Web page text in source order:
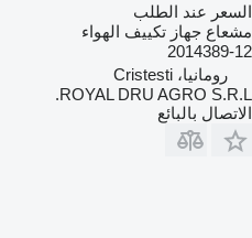
السعر عند الطلب
مشعاع جهاز تكييف الهواء
2014389-12
رومانيا، Cristesti
ROYAL DRU AGRO S.R.L.
الاتصال بالبائع